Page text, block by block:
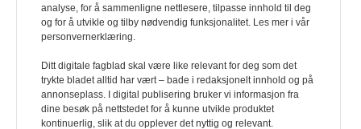
Redaksjonen
analyse, for å sammenligne nettlesere, tilpasse innhold til deg
og for å utvikle og tilby nødvendig funksjonalitet. Les mer i vår
personvernerklæring.
Ditt digitale fagblad skal være like relevant for deg som det
trykte bladet alltid har vært – bade i redaksjonelt innhold og på
annonseplass. I digital publisering bruker vi informasjon fra
dine besøk på nettstedet for å kunne utvikle produktet
kontinuerlig, slik at du opplever det nyttig og relevant.